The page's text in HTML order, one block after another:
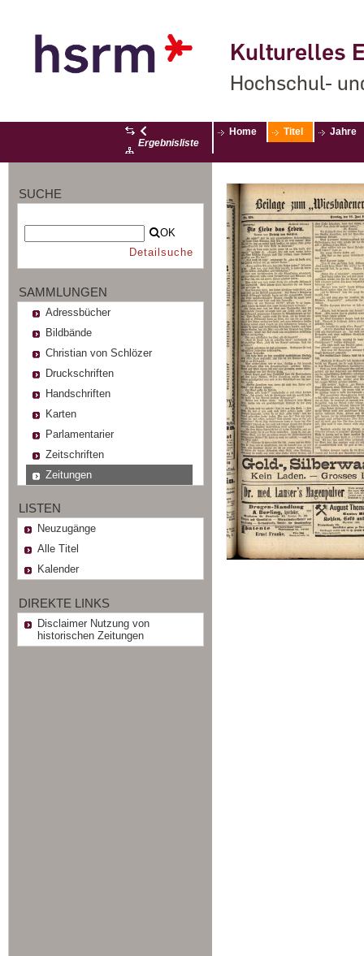
Kulturelles
Hochschul-
Ergebnisliste
Home Titel Jahre
SUCHE
OK
Detailsuche
SAMMLUNGEN
Adressbücher
Bildbände
Christian von Schlözer
Druckschriften
Handschriften
Karten
Parlamentarier
Zeitschriften
Zeitungen
LISTEN
Neuzugänge
Alle Titel
Kalender
DIREKTE LINKS
Disclaimer Nutzung von
historischen Zeitungen